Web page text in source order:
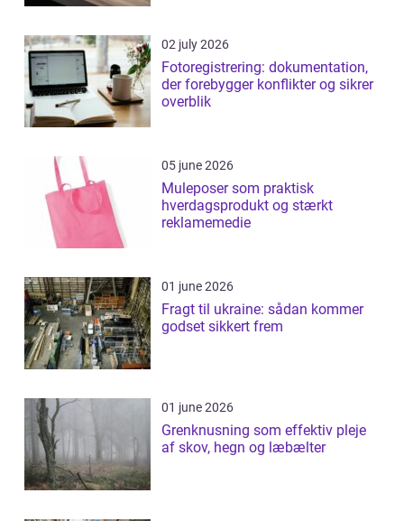
02 july 2026
Fotoregistrering: dokumentation,
der forebygger konflikter og sikrer
overblik
05 june 2026
Muleposer som praktisk
hverdagsprodukt og stærkt
reklamemedie
01 june 2026
Fragt til ukraine: sådan kommer
godset sikkert frem
01 june 2026
Grenknusning som effektiv pleje
af skov, hegn og læbælter